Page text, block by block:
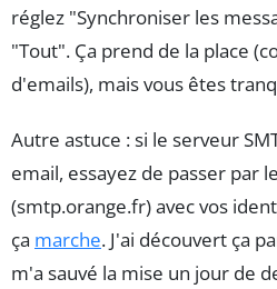
réglez "Synchroniser les
"Tout". Ça prend de la place
d'emails), mais vous êtes
Autre astuce : si le serveur
email, essayez de passer par
(smtp.orange.fr) avec vos
ça marche. J'ai découvert ça
m'a sauvé la mise un jour de